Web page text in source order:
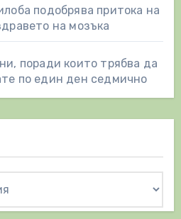
подобрява притока на
на мозъка
поради които трябва да
по един ден седмично